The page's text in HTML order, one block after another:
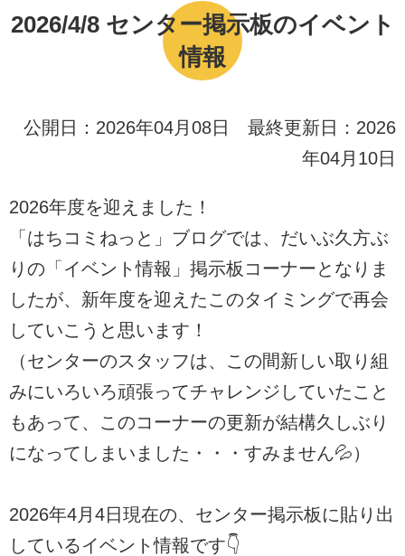
2026/4/8 センター掲示板のイベント
情報
公開日：2026年04月08日 最終更新日：2026
年04月10日
2026年度を迎えました！
「はちコミねっと」ブログでは、だいぶ久方ぶ
りの「イベント情報」掲示板コーナーとなりま
したが、新年度を迎えたこのタイミングで再会
していこうと思います！
（センターのスタッフは、この間新しい取り組
みにいろいろ頑張ってチャレンジしていたこと
もあって、このコーナーの更新が結構久しぶり
になってしまいました・・・すみません💦）
2026年4月4日現在の、センター掲示板に貼り出
しているイベント情報です👇